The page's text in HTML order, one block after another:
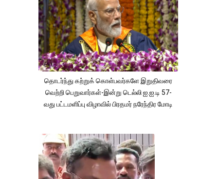
தொடர்ந்து கற்றுக் கொள்பவர்களே இறுதிவரை
வெற்றி பெறுவார்கள்-இன்று டெல்லி ஐ.ஐ.டி 57-
வது பட்டமளிப்பு விழாவில் பிரதமர் நரேந்திர மோடி